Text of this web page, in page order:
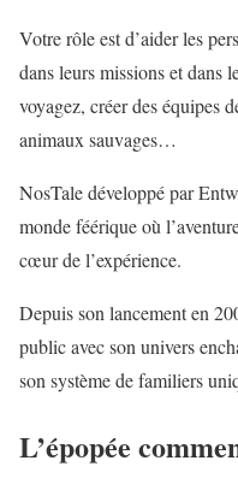
Votre rôle est d’aider les
dans leurs missions et dans
voyagez, créer des équipes
animaux sauvages…
NosTale développé par
monde féérique où
cœur de l’expérience.
Depuis son lancement en
public avec son univers
son système de familiers
L’épopée